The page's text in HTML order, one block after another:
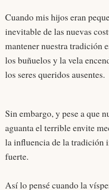
Cuando mis hijos eran
inevitable de las nuevas
mantener nuestra tradición
los buñuelos y la vela
los seres queridos ausentes.
Sin embargo, y pese a que
aguanta el terrible envite
la influencia de la tradición
fuerte.
Así lo pensé cuando la